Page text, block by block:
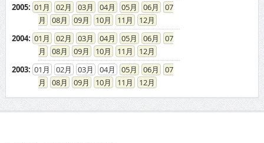
2005: 01 02 03 04 05 06
07
08
09 10 11
12
2004: 01 02 03 04 05 06
07
08
09 10 11
12
2003: 01 02 03 04 05 06
07
08
09 10 11 12